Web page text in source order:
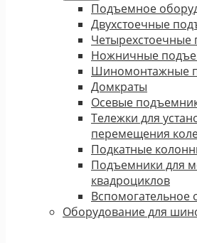
Подъемное
Двухстоечные
Ножничные
Шиномонтажные
Домкраты
Осевые
Тележки для
перемещения
Подкатные
Подъемники для
квадроциклов
Вспомогательное
Оборудование для